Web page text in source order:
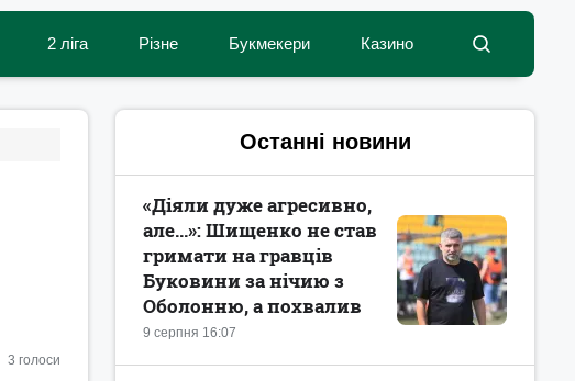
2 ліга Різне Букмекери Казино
3 голоси
Останні новини
9 серпня 16:07
«Діяли дуже агресивно,
але...»: Шищенко не став
гримати на гравців
Буковини за нічию з
Оболонню, а похвалив